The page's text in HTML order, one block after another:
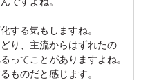
する気もしますね。
り、主流からはずれたの
ってことがありますよね。
ものだと感じます。